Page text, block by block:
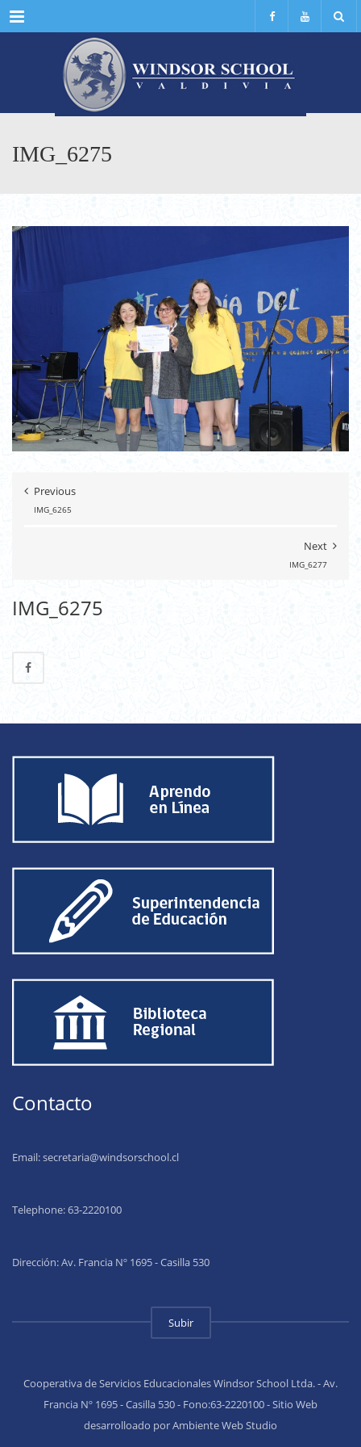
Menu
IMG_6275
Previous
IMG_6265
Next
IMG_6277
IMG_6275
Contacto
Email:secretaria@windsorschool.cl
Telephone: 63-2220100
Dirección: Av. Francia Nº 1695 - Casilla 530
Subir
Cooperativa de Servicios Educacionales Windsor School Ltda. - Av.
Francia Nº 1695 - Casilla 530 - Fono:63-2220100 - Sitio Web
desarrolloado por Ambiente Web Studio